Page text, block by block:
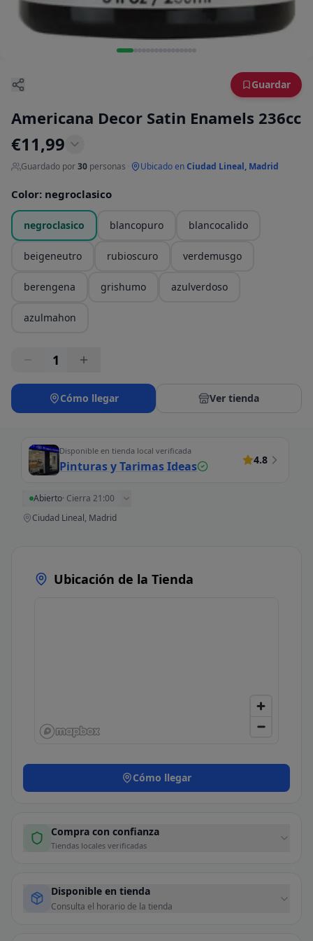
Guardar
Americana Decor Satin Enamels 236cc
€11,99
Guardado por30 personas Ubicado enCiudad Lineal, Madrid
Color: negroclasico
negroclasico blancopuro blancocalido
beigeneutro rubioscuro verdemusgo
berengena grishumo azulverdoso
azulmahon
1
Cómo llegar Ver tienda
Disponible en tienda local verificada
Pinturas y Tarimas Ideas 4.8
Abierto· Cierra 21:00
Ciudad Lineal, Madrid
Ubicación de la Tienda
Cómo llegar
Compra con confianza
Tiendas locales verificadas
Disponible en tienda
Consulta el horario de la tienda